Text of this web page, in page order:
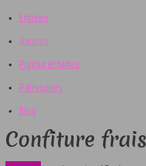
Entrées
Sauces
Pizzas et tartes
Patisseries
Blog
Confiture